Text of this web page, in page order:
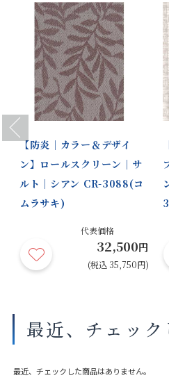
Previous
【防炎｜カラー＆デザイ
ン】ロールスクリーン｜サ
ルト｜シアン CR-3088(コ
ムラサキ)
代表価格
32,500円
(税込 35,750円)
最近、チェッ
最近、チェックした商品はありません。